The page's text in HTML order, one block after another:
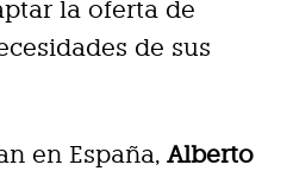
la oferta de
de sus
en España, Alberto